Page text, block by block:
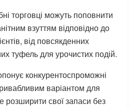
торговці можуть поповнити
взуттям відповідно до
від повсякденних
туфель для урочистих подій.
конкурентоспроможні
варіантом для
розширити свої запаси без